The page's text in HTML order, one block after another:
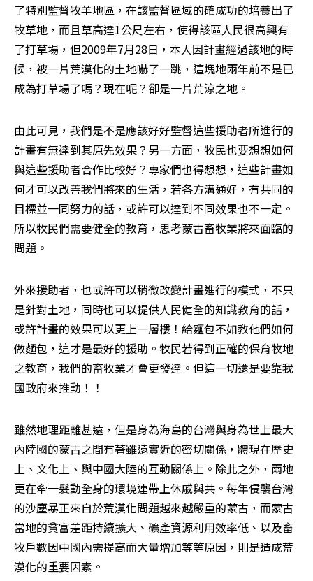
了特別監督牧羊地區，在該監督區域的確成功的培養出了
牧草地，而且草高達1公尺左右，使得該區人民很高興有
了打草場，但2009年7月28日，本人因計畫經過該地的時
候，被一片荒漠化的土地嚇了一跳，這塊地兩年前不是已
成為打草場了嗎？現在呢？卻是一片荒涼之地。
由此可見，我們是不是應該好好監督這些援助者所進行的
計畫有無達到其原先效果？另一方面，牧民也要想想如何
與這些援助者合作比較好？專家們也得想想，這些計畫如
何才可以改善我們將來的生活，若各方溝通好，有共同的
目標並一同努力的話，或許可以達到不同效果也不一定。
所以牧民們需要健全的教育，思考蒙古畜牧業將來面臨的
問題。
外來援助者，也或許可以稍微改變計畫進行的模式，不只
是針對土地，同時也可以提供人民健全的知識教育的話，
或許計畫的效果可以更上一層樓！給麵包不如教他們如何
做麵包，這才是最好的援助。牧民若得到正確的保育牧地
之教育，我們的畜牧業才會更發達。但這一切還是要靠我
國政府來推動！！
雖然地理距離甚遠，但是身為海島的台灣與身為世上最大
內陸國的蒙古之間有著雖遠實近的密切關係，體現在歷史
上、文化上、與中國大陸的互動關係上。除此之外，兩地
更在牽一髮動全身的環境連帶上休戚與共。每年侵襲台灣
的沙塵暴正來自於荒漠化問題越來越嚴重的蒙古，而蒙古
當地的貧富差距持續擴大、礦產資源利用效率低、以及畜
牧戶數因中國內需提高而大量增加等等原因，則是造成荒
漠化的重要因素。